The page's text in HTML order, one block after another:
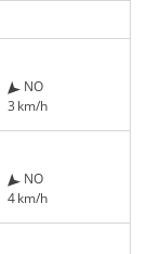
NO
3 km/h
NO
4 km/h